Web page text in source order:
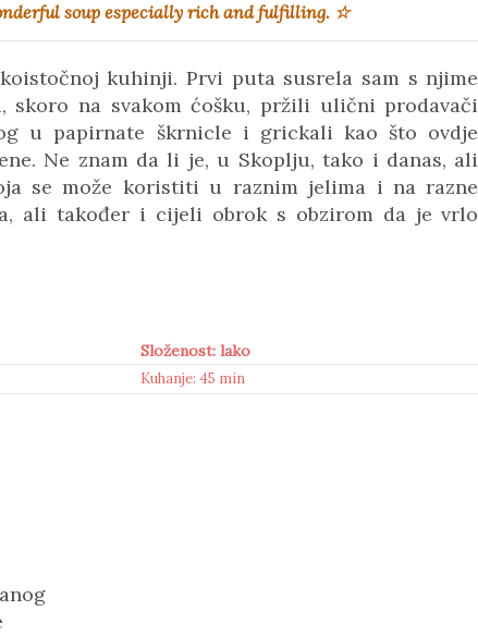
soup especially rich and fulfilling. ☆
kuhinji. Prvi puta susrela sam s njime
skoro na svakom ćošku, pržili ulični prodavači
u papirnate škrnicle i grickali kao što ovdje
Ne znam da li je, u Skoplju, tako i danas, ali
se može koristiti u raznim jelima i na razne
ali također i cijeli obrok s obzirom da je vrlo
Složenost: lako
Kuhanje: 45 min